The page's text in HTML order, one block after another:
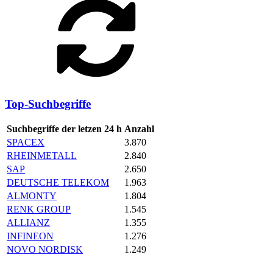
Top-Suchbegriffe
Suchbegriffe der letzen 24 h Anzahl
SPACEX
3.870
RHEINMETALL
2.840
SAP
2.650
DEUTSCHE TELEKOM
1.963
ALMONTY
1.804
RENK GROUP
1.545
ALLIANZ
1.355
INFINEON
1.276
NOVO NORDISK
1.249